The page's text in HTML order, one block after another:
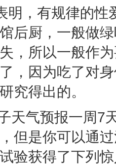
明，有规律的性
后厨，一般做
，所以一般作
，因为吃了对
究得出的。
天气预报一周7
但是你可以通
验获得了下列